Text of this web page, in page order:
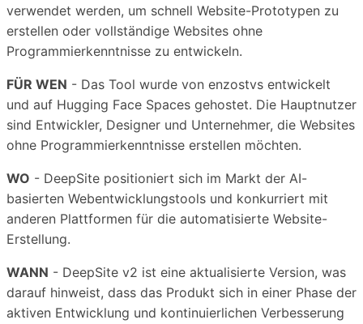
verwendet werden, um schnell Website-Prototypen zu
erstellen oder vollständige Websites ohne
Programmierkenntnisse zu entwickeln.
FÜR WEN - Das Tool wurde von enzostvs entwickelt
und auf Hugging Face Spaces gehostet. Die Hauptnutzer
sind Entwickler, Designer und Unternehmer, die Websites
ohne Programmierkenntnisse erstellen möchten.
WO - DeepSite positioniert sich im Markt der AI-
basierten Webentwicklungstools und konkurriert mit
anderen Plattformen für die automatisierte Website-
Erstellung.
WANN - DeepSite v2 ist eine aktualisierte Version, was
darauf hinweist, dass das Produkt sich in einer Phase der
aktiven Entwicklung und kontinuierlichen Verbesserung